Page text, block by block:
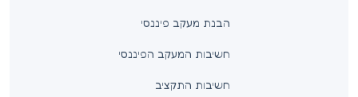
הבנת מעקב פיננסי
חשיבות המעקב הפיננסי
חשיבות התקציב